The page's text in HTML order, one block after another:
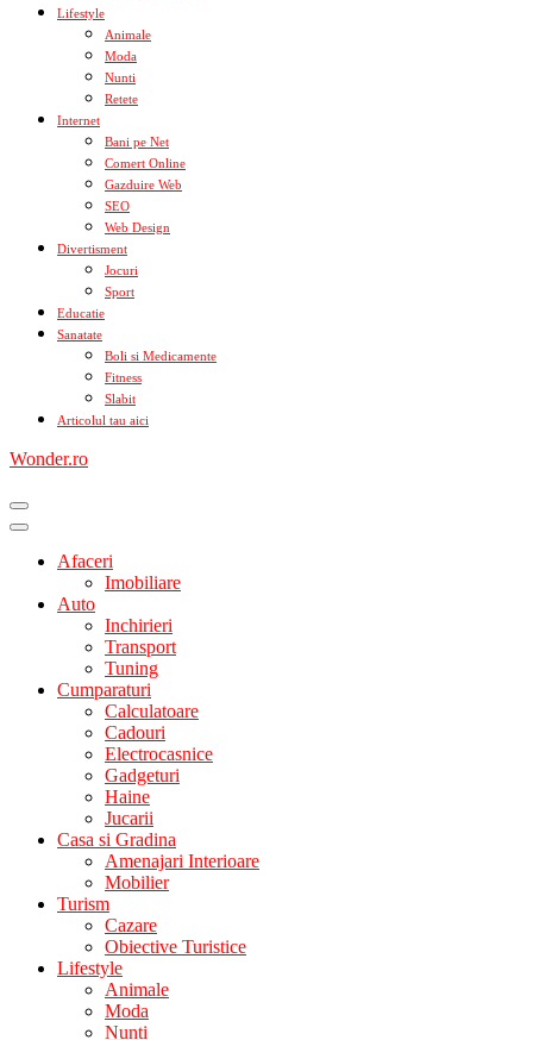
Lifestyle
Animale
Moda
Nunti
Retete
Internet
Bani pe Net
Comert Online
Gazduire Web
SEO
Web Design
Divertisment
Jocuri
Sport
Educatie
Sanatate
Boli si Medicamente
Fitness
Slabit
Articolul tau aici
Wonder.ro
Afaceri
Imobiliare
Auto
Inchirieri
Transport
Tuning
Cumparaturi
Calculatoare
Cadouri
Electrocasnice
Gadgeturi
Haine
Jucarii
Casa si Gradina
Amenajari Interioare
Mobilier
Turism
Cazare
Obiective Turistice
Lifestyle
Animale
Moda
Nunti